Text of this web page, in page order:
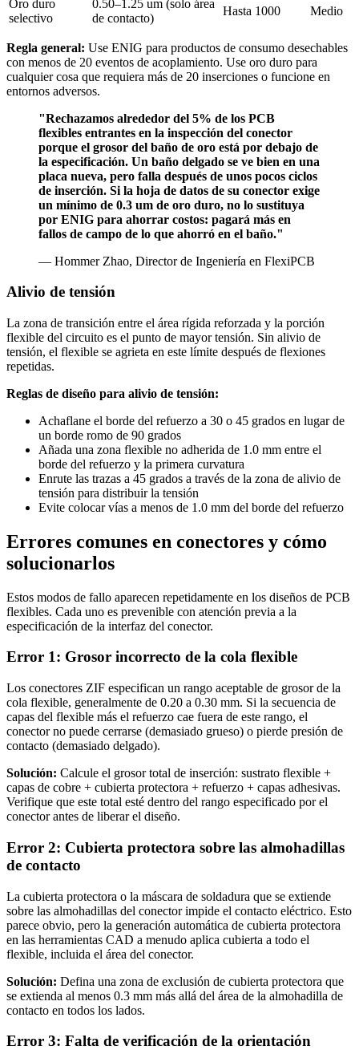
Oro duro
selectivo
0.50–1.25 um (solo área
de contacto)
Hasta 1000 Medio
Regla general: Use ENIG para productos de consumo desechables
con menos de 20 eventos de acoplamiento. Use oro duro para
cualquier cosa que requiera más de 20 inserciones o funcione en
entornos adversos.
"Rechazamos alrededor del 5% de los PCB
flexibles entrantes en la inspección del conector
porque el grosor del baño de oro está por debajo de
la especificación. Un baño delgado se ve bien en una
placa nueva, pero falla después de unos pocos ciclos
de inserción. Si la hoja de datos de su conector exige
un mínimo de 0.3 um de oro duro, no lo sustituya
por ENIG para ahorrar costos: pagará más en
fallos de campo de lo que ahorró en el baño."
— Hommer Zhao, Director de Ingeniería en FlexiPCB
Alivio de tensión
La zona de transición entre el área rígida reforzada y la porción
flexible del circuito es el punto de mayor tensión. Sin alivio de
tensión, el flexible se agrieta en este límite después de flexiones
repetidas.
Reglas de diseño para alivio de tensión:
Achaflane el borde del refuerzo a 30 o 45 grados en lugar de
un borde romo de 90 grados
Añada una zona flexible no adherida de 1.0 mm entre el
borde del refuerzo y la primera curvatura
Enrute las trazas a 45 grados a través de la zona de alivio de
tensión para distribuir la tensión
Evite colocar vías a menos de 1.0 mm del borde del refuerzo
Errores comunes en conectores y cómo
solucionarlos
Estos modos de fallo aparecen repetidamente en los diseños de PCB
flexibles. Cada uno es prevenible con atención previa a la
especificación de la interfaz del conector.
Error 1: Grosor incorrecto de la cola flexible
Los conectores ZIF especifican un rango aceptable de grosor de la
cola flexible, generalmente de 0.20 a 0.30 mm. Si la secuencia de
capas del flexible más el refuerzo cae fuera de este rango, el
conector no puede cerrarse (demasiado grueso) o pierde presión de
contacto (demasiado delgado).
Solución: Calcule el grosor total de inserción: sustrato flexible +
capas de cobre + cubierta protectora + refuerzo + capas adhesivas.
Verifique que este total esté dentro del rango especificado por el
conector antes de liberar el diseño.
Error 2: Cubierta protectora sobre las almohadillas
de contacto
La cubierta protectora o la máscara de soldadura que se extiende
sobre las almohadillas del conector impide el contacto eléctrico. Esto
parece obvio, pero la generación automática de cubierta protectora
en las herramientas CAD a menudo aplica cubierta a todo el
flexible, incluida el área del conector.
Solución: Defina una zona de exclusión de cubierta protectora que
se extienda al menos 0.3 mm más allá del área de la almohadilla de
contacto en todos los lados.
Error 3: Falta de verificación de la orientación